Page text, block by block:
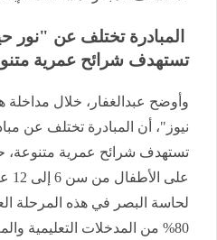
المبادرة تختلف عن "نور
تستهدف شرائح عمرية
وأوضح عبدالغفار، خلال مداخلة
نيوز"، أن المبادرة تختلف عن
تستهدف شرائح عمرية متنوعة،
لحاسة البصر في هذه المرحلة
80% من المدخلات التعليمية